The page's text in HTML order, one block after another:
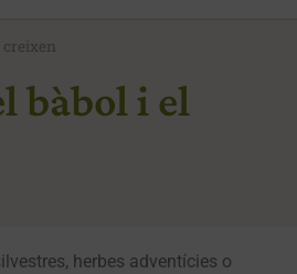
creixen
bàbol i el
herbes adventícies o